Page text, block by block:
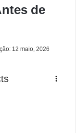
de
12 maio, 2026